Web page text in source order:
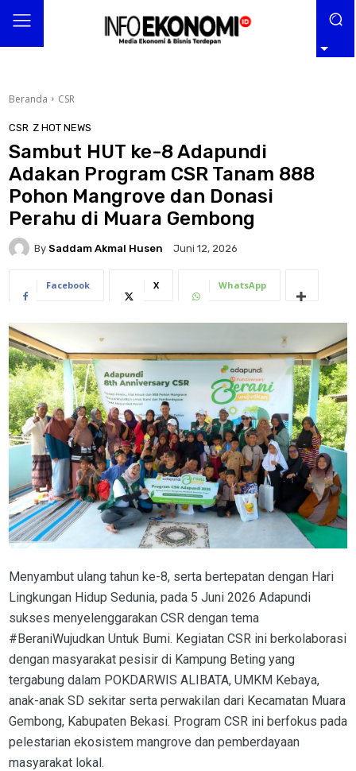
Beranda CSR
CSR Z HOT NEWS
Sambut HUT ke-8 Adapundi
Adakan Program CSR Tanam 888
Pohon Mangrove dan Donasi
Perahu di Muara Gembong
By Saddam Akmal Husen Juni 12, 2026
Facebook X WhatsApp
Menyambut ulang tahun ke-8, serta bertepatan dengan Hari
Lingkungan Hidup Sedunia, pada 5 Juni 2026 Adapundi
sukses menyelenggarakan CSR dengan tema
#BeraniWujudkan Untuk Bumi. Kegiatan CSR ini berkolaborasi
dengan masyarakat pesisir di Kampung Beting yang
tergabung dalam POKDARWIS ALIBATA, UMKM Kebaya,
anak-anak SD sekitar serta perwakilan dari Kecamatan Muara
Gembong, Kabupaten Bekasi. Program CSR ini berfokus pada
pelestarian ekosistem mangrove dan pemberdayaan
masyarakat lokal.